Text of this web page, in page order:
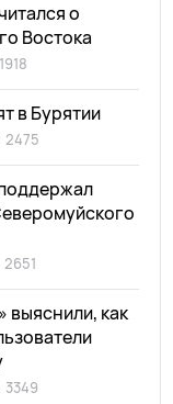
о
Востока
1918
в Бурятии
2475
2651
выяснили, как
3349